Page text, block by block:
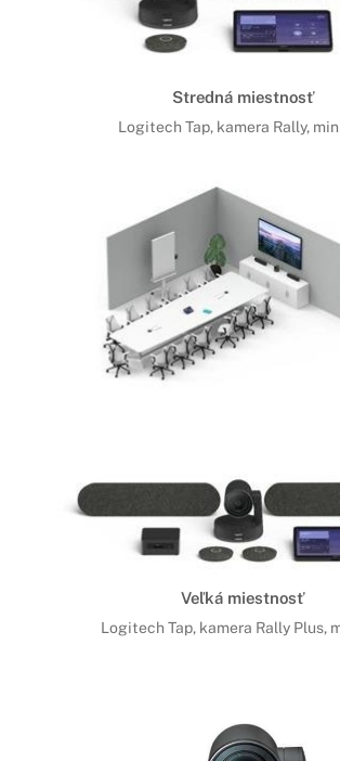
Stredná miestnosť
Logitech Tap, kamera Rally,
Veľká miestnosť
Logitech Tap, kamera Rally Plus,